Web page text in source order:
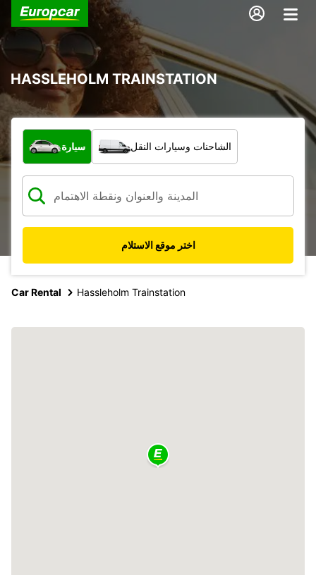
HASSLEHOLM TRAINSTATION
ما نوع المركبة؟
سيارة الشاحنات وسيارات النقل
اختر موقع الاستلام
Car Rental Hassleholm Trainstation